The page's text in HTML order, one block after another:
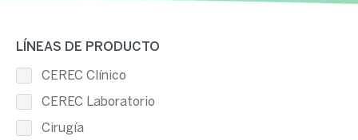
LÍNEAS DE PRODUCTO
CEREC Clínico
CEREC Laboratorio
Cirugía